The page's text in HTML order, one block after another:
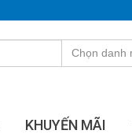
KHUYẾN MÃI